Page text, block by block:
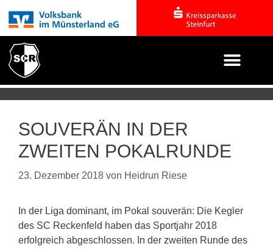
SOUVERÄN IN DER
ZWEITEN POKALRUNDE
23. Dezember 2018 von Heidrun Riese
In der Liga dominant, im Pokal souverän: Die Kegler
des SC Reckenfeld haben das Sportjahr 2018
erfolgreich abgeschlossen. In der zweiten Runde des